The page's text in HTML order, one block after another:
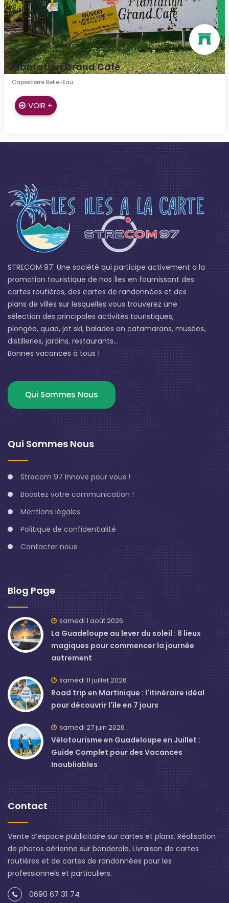
Plantation Grand Café
Capesterre Belle-Eau
VOIR +
STRECOM 97' Une société qui participe activement a la
promotion touristique de nos Îles en fournissant des
cartes routières, des cartes de randonnées et des
plans de villes sur lesquelles vous trouverez une
sélection des principales activités touristiques,
plongée, quad, jet ski, balades en catamarans, musées,
distilleries, jardins, restaurants...
Bonnes vacances à tous !
Qui Sommes Nous
Qui Sommes Nous
Strecom 97 Innove pour vous !
Boostez votre communication !
Mentions légales
Politique de confidentialité
Contacter nous
Blog Page
samedi 1 août 2026
La Guadeloupe au lever du soleil : 8 lieux
magiques pour commencer la journée
autrement
samedi 11 juillet 2026
Road trip en Martinique : l'itinéraire idéal
pour découvrir l'île en 7 jours
samedi 27 juin 2026
Vélotourisme en Guadeloupe en Juillet :
Guide Complet pour des Vacances
Inoubliables
Contact
Vente d’espace publicitaire sur cartes et plans. Réalisation
de photos aérienne sur banderole. Livraison de cartes
routières et de cartes de randonnées pour les
professionnels et particuliers.
0690 67 31 74